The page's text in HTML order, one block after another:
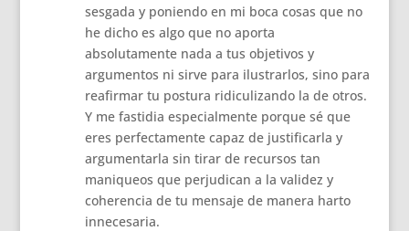
sesgada y poniendo en mi boca cosas que no
he dicho es algo que no aporta
absolutamente nada a tus objetivos y
argumentos ni sirve para ilustrarlos, sino para
reafirmar tu postura ridiculizando la de otros.
Y me fastidia especialmente porque sé que
eres perfectamente capaz de justificarla y
argumentarla sin tirar de recursos tan
maniqueos que perjudican a la validez y
coherencia de tu mensaje de manera harto
innecesaria.